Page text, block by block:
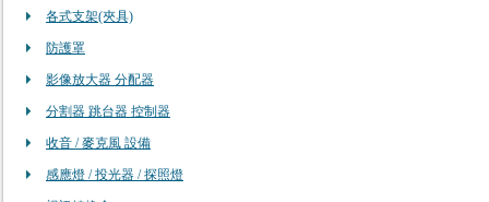
各式支架(夾具)
防護罩
影像放大器 分配器
分割器 跳台器 控制器
收音 / 麥克風 設備
感應燈 / 投光器 / 探照燈